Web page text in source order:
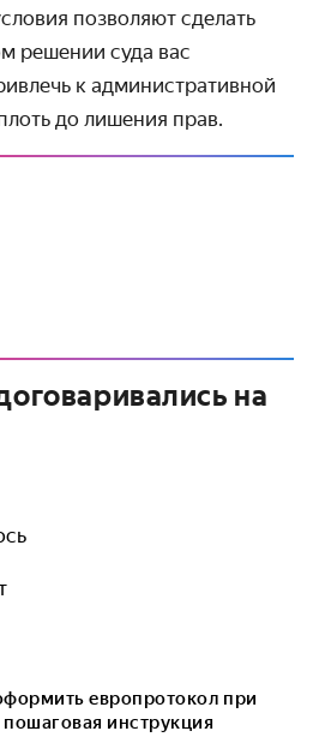
позволяют сделать
решении суда вас
к административной
до лишения прав.
на
европротокол при
инструкция